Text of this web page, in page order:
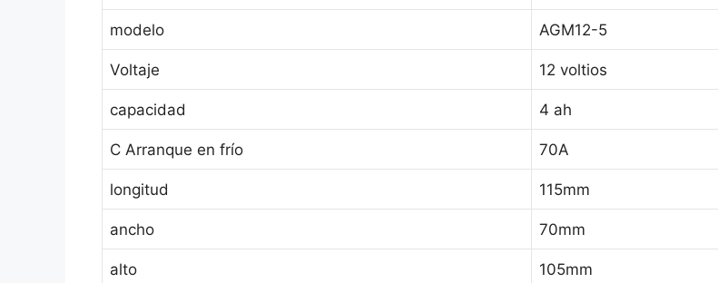
modelo AGM12-5
Voltaje 12 voltios
capacidad 4 ah
C Arranque en frío 70A
longitud 115mm
ancho 70mm
alto 105mm